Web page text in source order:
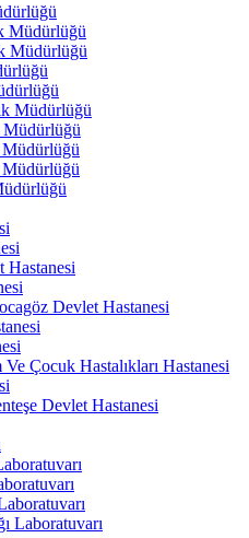
Müdürlüğü
Müdürlüğü
Müdürlüğü
Müdürlüğü
Müdürlüğü
Hastanesi
Devlet Hastanesi
Çocuk Hastalıkları Hastanesi
Devlet Hastanesi
Laboratuvarı